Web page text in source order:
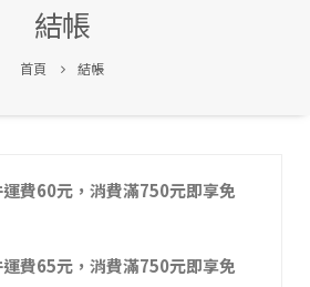
結帳
首頁 結帳
運費60元，消費滿750元即享免
運費65元，消費滿750元即享免